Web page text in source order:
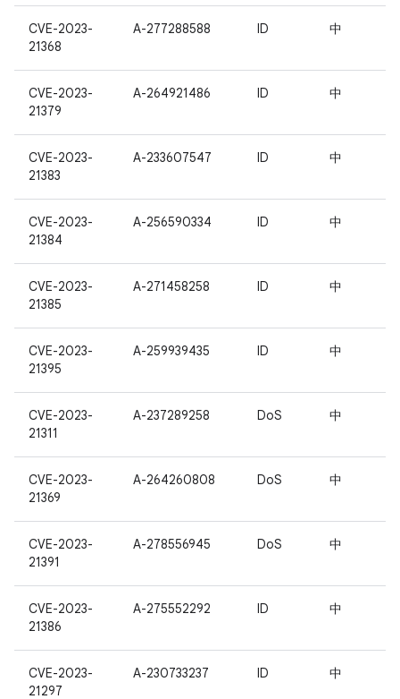
CVE-2023-
21368
A-277288588 ID 中
CVE-2023-
21379
A-264921486 ID 中
CVE-2023-
21383
A-233607547 ID 中
CVE-2023-
21384
A-256590334 ID 中
CVE-2023-
21385
A-271458258 ID 中
CVE-2023-
21395
A-259939435 ID 中
CVE-2023-
21311
A-237289258 DoS 中
CVE-2023-
21369
A-264260808 DoS 中
CVE-2023-
21391
A-278556945 DoS 中
CVE-2023-
21386
A-275552292 ID 中
CVE-2023-
21297
A-230733237 ID 中